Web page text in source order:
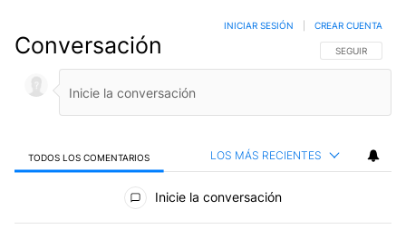
Conversación SIGA ESTA
SEGUIR
INICIAR SESIÓN CREAR CUENTA
TODOS LOS COMENTARIOS LOS MÁS RECIENTES
Todos los comentarios
Inicie la conversación